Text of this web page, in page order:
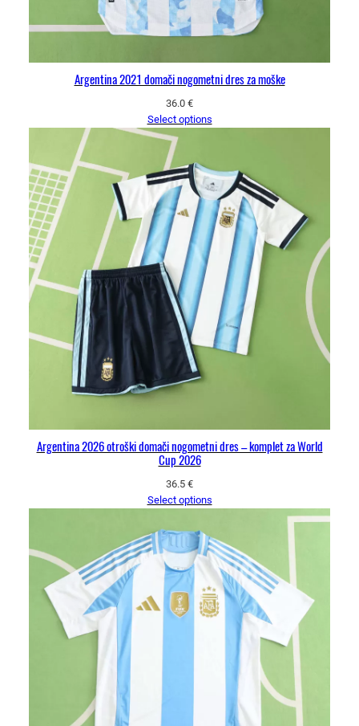
Argentina 2021 domači nogometni dres za moške
36.0 €
Select options
Argentina 2026 otroški domači nogometni dres – komplet za World
Cup 2026
36.5 €
Select options